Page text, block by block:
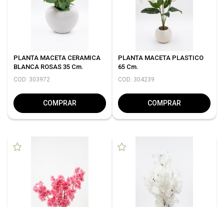
PLANTA MACETA CERAMICA
BLANCA ROSAS 35 Cm.
COD: 303972
COMPRAR
PLANTA MACETA PLASTICO
65 Cm.
COD: 304239
COMPRAR